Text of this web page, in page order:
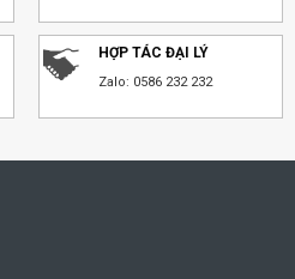
HỢP TÁC ĐẠI LÝ
Zalo: 0586 232 232